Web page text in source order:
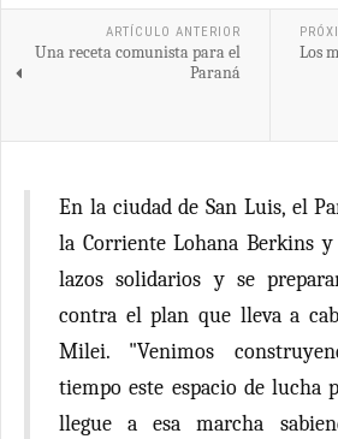
ARTÍCULO ANTERIOR
Una receta comunista para el
Paraná
Los
En la ciudad de San Luis, el
la Corriente Lohana Berkins
lazos solidarios y se
contra el plan que lleva a
Milei. "Venimos
tiempo este espacio de lucha
llegue a esa marcha